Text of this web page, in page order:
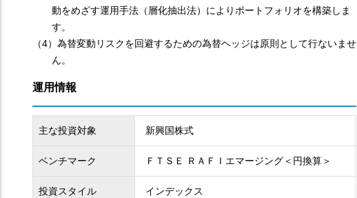
動をめざす運用手法（層化抽出法）によりポートフォリオを構築しま
す。
（4）為替変動リスクを回避するための為替ヘッジは原則として行ないませ
ん。
運用情報
主な投資対象 新興国株式
ベンチマーク ＦＴＳＥ ＲＡＦＩエマージング＜円換算＞
投資スタイル インデックス